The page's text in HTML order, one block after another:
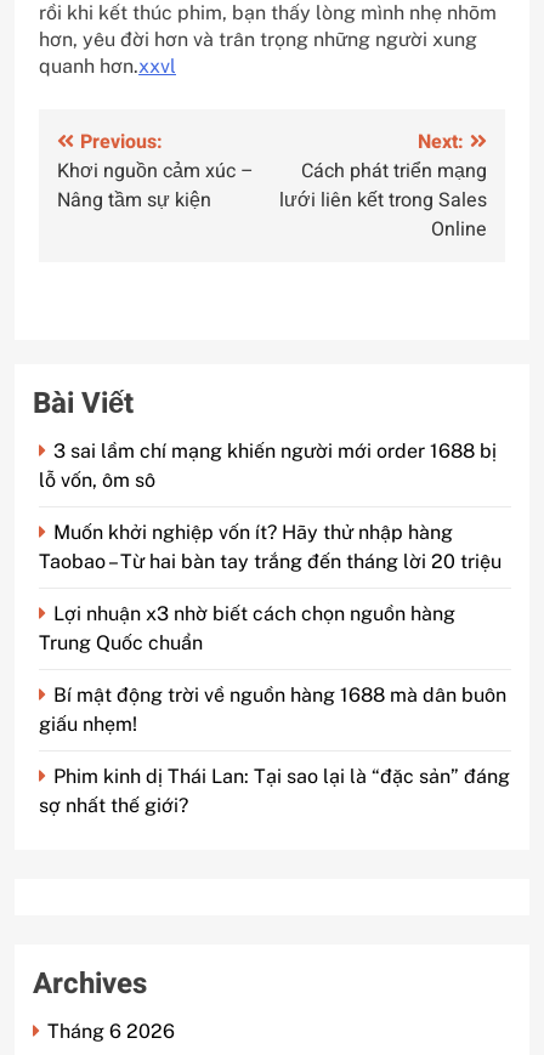
rồi khi kết thúc phim, bạn thấy lòng mình nhẹ nhõm
hơn, yêu đời hơn và trân trọng những người xung
quanh hơn.xxvl
Điều
hướng
Previous:
Khơi nguồn cảm xúc –
Nâng tầm sự kiện
Next:
Cách phát triển mạng
lưới liên kết trong Sales
Online
Bài Viết
3 sai lầm chí mạng khiến người mới order 1688 bị
lỗ vốn, ôm sô
Muốn khởi nghiệp vốn ít? Hãy thử nhập hàng
Taobao – Từ hai bàn tay trắng đến tháng lời 20 triệu
Lợi nhuận x3 nhờ biết cách chọn nguồn hàng
Trung Quốc chuẩn
Bí mật động trời về nguồn hàng 1688 mà dân buôn
giấu nhẹm!
Phim kinh dị Thái Lan: Tại sao lại là “đặc sản” đáng
sợ nhất thế giới?
Archives
Tháng 6 2026